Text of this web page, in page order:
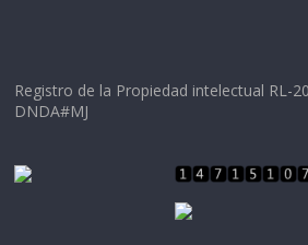
Registro de la Propiedad intelectual RL-
DNDA#MJ